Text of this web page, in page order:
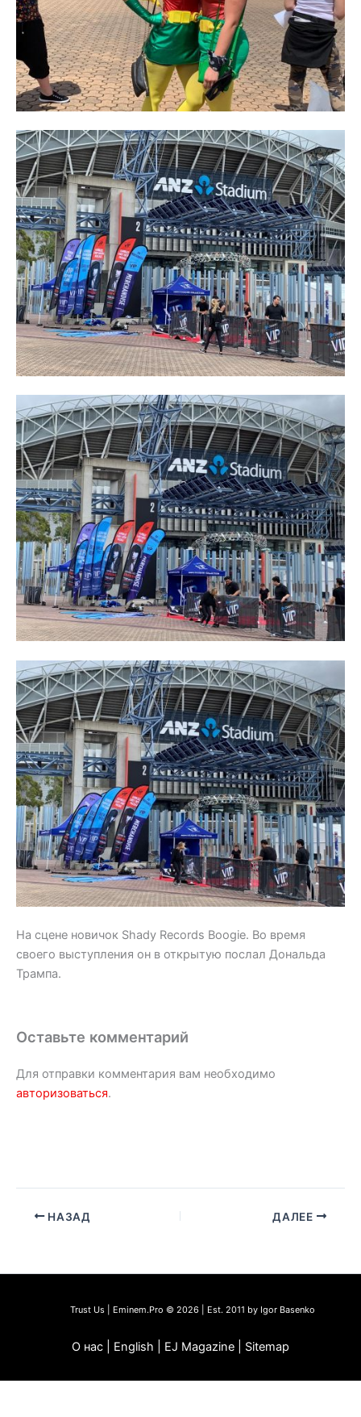
На сцене новичок Shady Records Boogie. Во время
своего выступления он в открытую послал Дональда
Трампа.
Оставьте комментарий
Для отправки комментария вам необходимо
авторизоваться.
НАЗАД ДАЛЕЕ
Trust Us | Eminem.Pro © 2026 | Est. 2011 by Igor Basenko
О нас | English | EJ Magazine | Sitemap